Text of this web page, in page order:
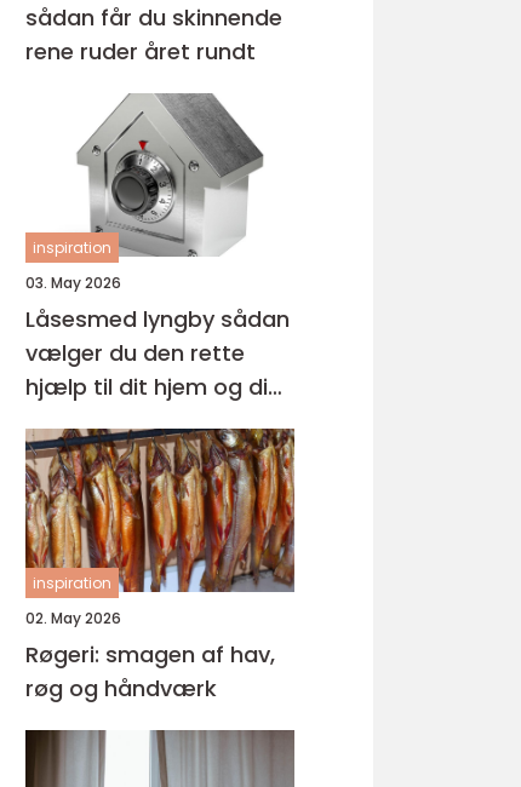
sådan får du skinnende
rene ruder året rundt
inspiration
03. May 2026
Låsesmed lyngby sådan
vælger du den rette
hjælp til dit hjem og din
virksomhed
inspiration
02. May 2026
Røgeri: smagen af hav,
røg og håndværk